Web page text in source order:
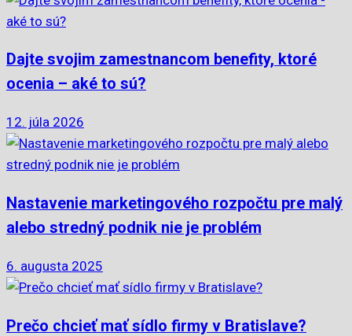
Dajte svojim zamestnancom benefity, ktoré
ocenia – aké to sú?
12. júla 2026
Nastavenie marketingového rozpočtu pre malý
alebo stredný podnik nie je problém
6. augusta 2025
Prečo chcieť mať sídlo firmy v Bratislave?